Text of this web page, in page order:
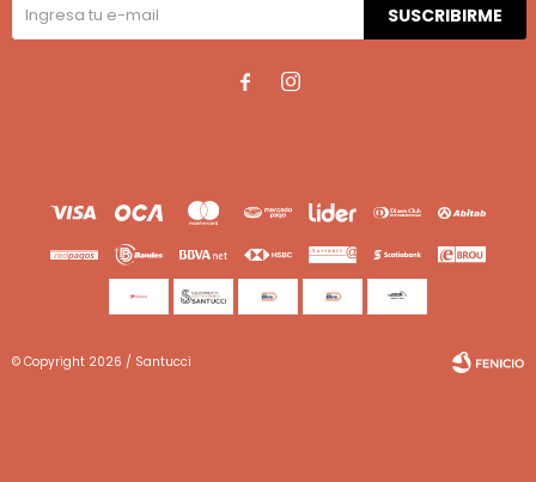
SUSCRIBIRME
 
© Copyright 2026 / Santucci